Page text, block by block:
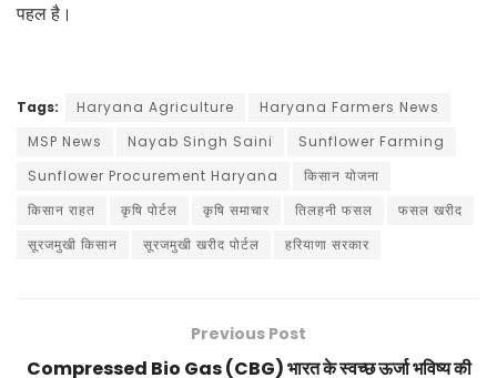
पहल है।
Tags: Haryana Agriculture
Haryana Farmers News
MSP News
Nayab Singh Saini
Sunflower Farming
Sunflower Procurement Haryana
किसान योजना
किसान राहत
कृषि पोर्टल कृषि समाचार तिलहनी फसल
फसल खरीद
सूरजमुखी किसान
सूरजमुखी खरीद पोर्टल हरियाणा सरकार
Previous Post
Compressed Bio Gas (CBG) भारत के स्वच्छ ऊर्जा भविष्य की